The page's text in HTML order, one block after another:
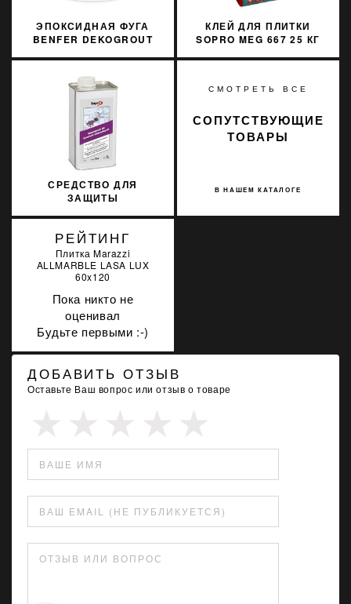
ЭПОКСИДНАЯ ФУГА
BENFER DEKOGROUT
КЛЕЙ ДЛЯ ПЛИТКИ
SOPRO MEG 667 25 КГ
СРЕДСТВО ДЛЯ
ЗАЩИТЫ
SOPRO MNP 704/1 1Л
СМОТРЕТЬ ВСЕ
В НАШЕМ КАТАЛОГЕ
СОПУТСТВУЮЩИЕ
ТОВАРЫ
РЕЙТИНГ
Плитка Marazzi
ALLMARBLE LASA LUX
60x120
Пока никто не
оценивал
Будьте первыми :-)
ДОБАВИТЬ ОТЗЫВ
Оставьте Ваш вопрос или отзыв о товаре
ВАШЕ ИМЯ
ВАШ EMAIL (НЕ ПУБЛИКУЕТСЯ)
ОТЗЫВ ИЛИ ВОПРОС